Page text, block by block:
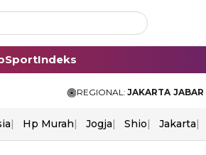
SportIndeks
REGIONAL: JAKARTA JABAR
Hp Murah Jogja Shio Jakarta